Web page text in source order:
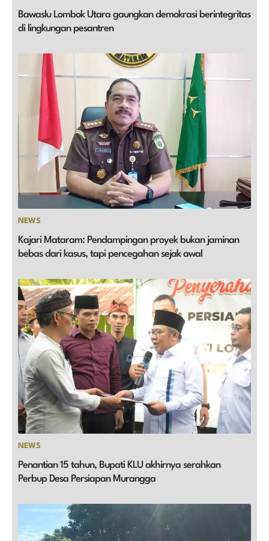
Bawaslu Lombok Utara gaungkan demokrasi berintegritas
di lingkungan pesantren
NEWS
Kajari Mataram: Pendampingan proyek bukan jaminan
bebas dari kasus, tapi pencegahan sejak awal
NEWS
Penantian 15 tahun, Bupati KLU akhirnya serahkan
Perbup Desa Persiapan Murangga